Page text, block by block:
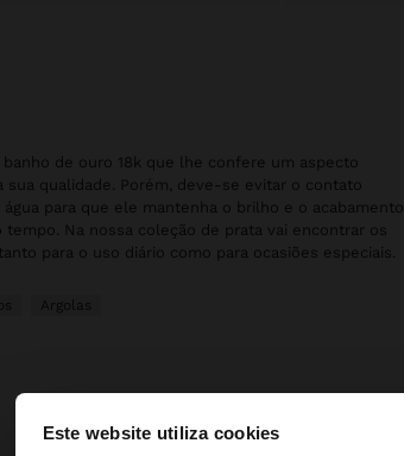
Este website utiliza cookies
olá
banho de ouro 18k que lhe confere um aspecto
sua qualidade. Porém, deve-se evitar o contato
água para que ele mantenha o brilho e o acabamento
tempo. Na nossa coleção de prata vai encontrar os
para o uso diário como para ocasiões especiais.
Argolas